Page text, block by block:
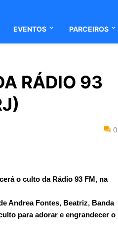
EVENTOS PARCEIROS
RÁDIO 93
0
o culto da Rádio 93 FM, na
Andrea Fontes, Beatriz, Banda
para adorar e engrandecer o